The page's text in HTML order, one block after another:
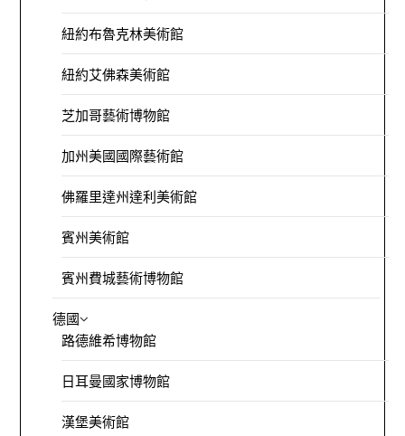
紐約布魯克林美術館
紐約艾佛森美術館
芝加哥藝術博物館
加州美國國際藝術館
佛羅里達州達利美術館
賓州美術館
賓州費城藝術博物館
德國
路德維希博物館
日耳曼國家博物館
漢堡美術館